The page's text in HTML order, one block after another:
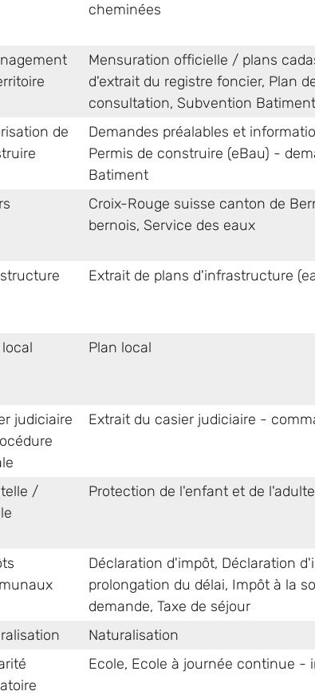
cheminées
Mensuration officielle / plans
d'extrait du registre foncier, Plan
consultation, Subvention Batiment
de
Demandes préalables et
Permis de construire (eBau) -
Batiment
Croix-Rouge suisse canton de
bernois, Service des eaux
Extrait de plans d'infrastructure
Plan local
judiciaire
Extrait du casier judiciaire -
/
Protection de l'enfant et de l'adulte
Déclaration d'impôt, Déclaration
prolongation du délai, Impôt à la
demande, Taxe de séjour
Naturalisation
Ecole, Ecole à journée continue -